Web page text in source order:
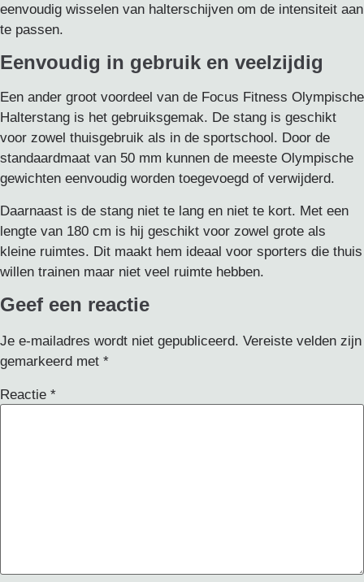
eenvoudig wisselen van halterschijven om de intensiteit aan
te passen.
Eenvoudig in gebruik en veelzijdig
Een ander groot voordeel van de Focus Fitness Olympische
Halterstang is het gebruiksgemak. De stang is geschikt
voor zowel thuisgebruik als in de sportschool. Door de
standaardmaat van 50 mm kunnen de meeste Olympische
gewichten eenvoudig worden toegevoegd of verwijderd.
Daarnaast is de stang niet te lang en niet te kort. Met een
lengte van 180 cm is hij geschikt voor zowel grote als
kleine ruimtes. Dit maakt hem ideaal voor sporters die thuis
willen trainen maar niet veel ruimte hebben.
Geef een reactie
Je e-mailadres wordt niet gepubliceerd. Vereiste velden zijn
gemarkeerd met *
Reactie *